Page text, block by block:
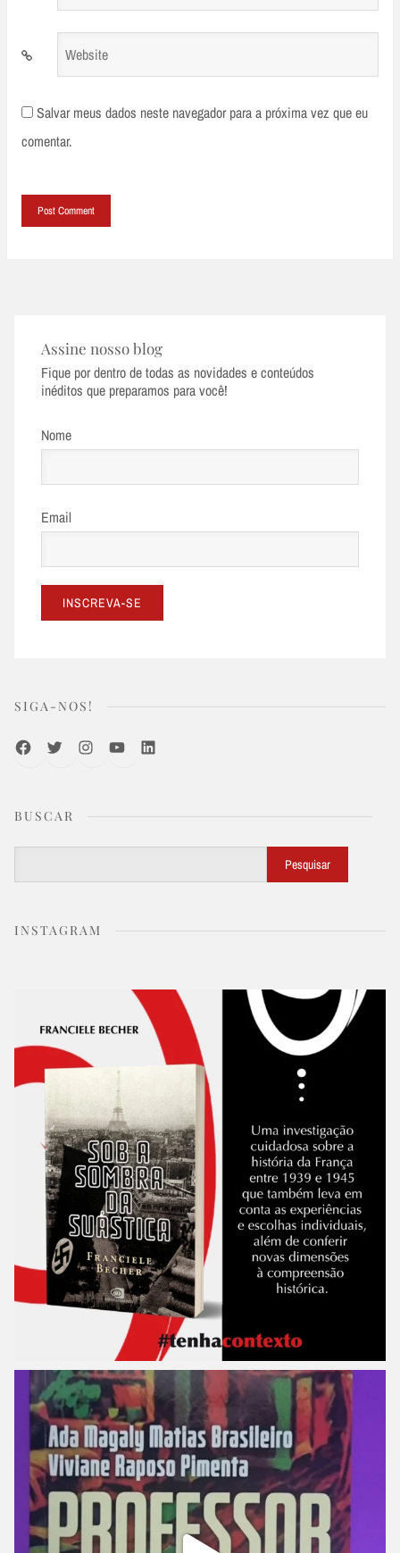
Website
Salvar meus dados neste navegador para a próxima vez que eu
comentar.
Assine nosso blog
Fique por dentro de todas as novidades e conteúdos
inéditos que preparamos para você!
Nome
Email
SIGA-NOS!
FacebookTwitterInstagramYoutubeLinkedIn
BUSCAR
Pesquisar
INSTAGRAM